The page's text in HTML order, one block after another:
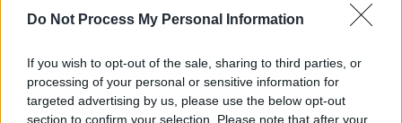
Do Not Process My Personal Information
If you wish to opt-out of the sale, sharing to third parties, or
processing of your personal or sensitive information for
targeted advertising by us, please use the below opt-out
section to confirm your selection. Please note that after your
Posted
Berühmtheit
Claudia Nothelle: Bekannte deutsche
Journalistin und Professorin für